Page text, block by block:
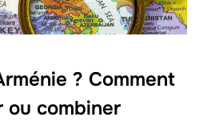
? Comment
ou combiner